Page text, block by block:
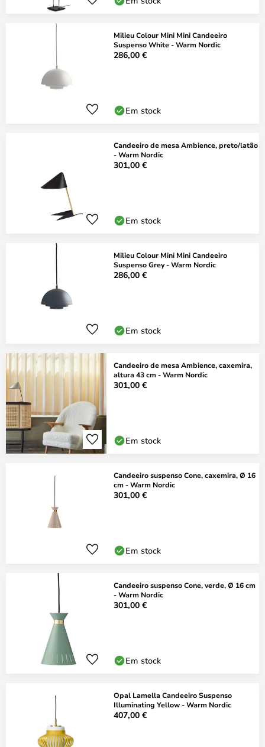
Milieu Colour Mini Mini Candeeiro
Suspenso White - Warm Nordic
286,00 €
Em stock
Candeeiro de mesa Ambience, preto/latão
- Warm Nordic
301,00 €
Em stock
Milieu Colour Mini Mini Candeeiro
Suspenso Grey - Warm Nordic
286,00 €
Em stock
Candeeiro de mesa Ambience, caxemira,
altura 43 cm - Warm Nordic
301,00 €
Em stock
Candeeiro suspenso Cone, caxemira, Ø 16
cm - Warm Nordic
301,00 €
Em stock
Candeeiro suspenso Cone, verde, Ø 16 cm
- Warm Nordic
301,00 €
Em stock
Opal Lamella Candeeiro Suspenso
Illuminating Yellow - Warm Nordic
407,00 €